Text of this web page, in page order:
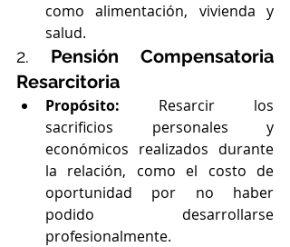
como alimentación, vivienda y
salud.
2. Pensión Compensatoria
Resarcitoria
Propósito: Resarcir los
sacrificios personales y
económicos realizados durante
la relación, como el costo de
oportunidad por no haber
podido desarrollarse
profesionalmente.